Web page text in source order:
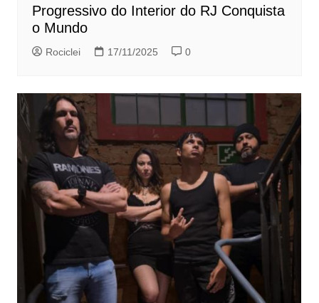
Progressivo do Interior do RJ Conquista
o Mundo
Rociclei 17/11/2025 0